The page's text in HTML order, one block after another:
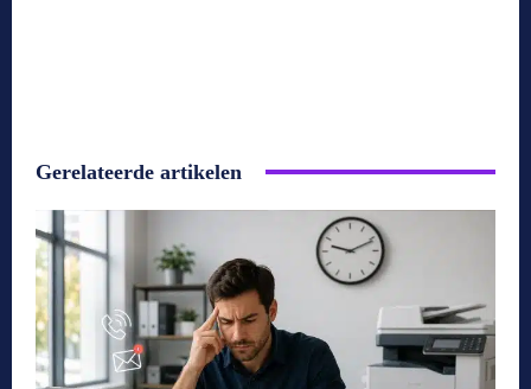
Gerelateerde artikelen